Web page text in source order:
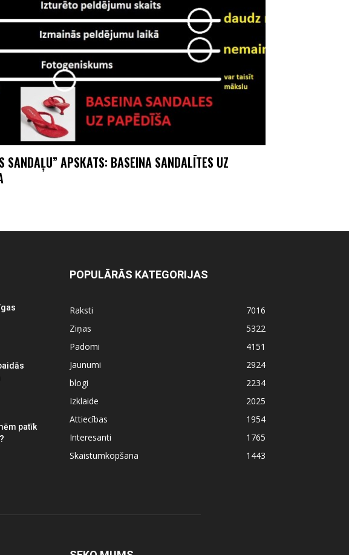
SANDAĻU” APSKATS: BASEINA SANDALĪTES UZ
patīk
POPULĀRĀS KATEGORIJAS
Raksti
7016
Ziņas
5322
Padomi
4151
Jaunumi
2924
blogi
2234
Izklaide
2025
Attiecības
1954
Interesanti
1765
Skaistumkopšana
1443